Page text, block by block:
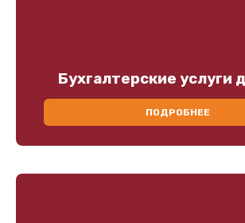
Бухгалтерские услуги
ПОДРОБНЕЕ